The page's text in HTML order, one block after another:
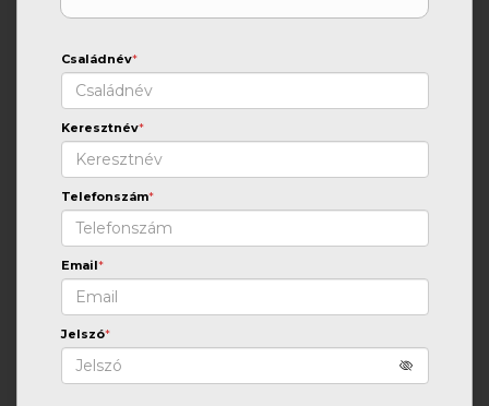
Családnév*
Keresztnév*
Telefonszám*
Email*
Jelszó*